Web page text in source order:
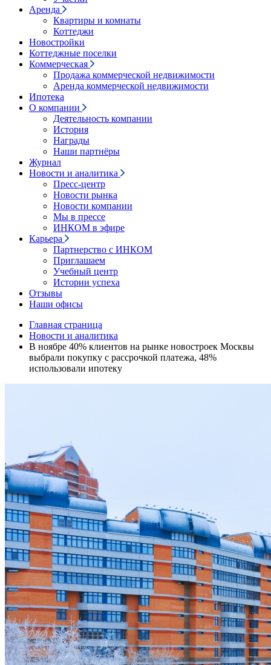
Аренда
Квартиры и комнаты
Коттеджи
Новостройки
Коттеджные поселки
Коммерческая
Продажа коммерческой недвижимости
Аренда коммерческой недвижимости
Ипотека
О компании
Деятельность компании
История
Награды
Наши партнёры
Журнал
Новости и аналитика
Пресс-центр
Новости рынка
Новости компании
Мы в прессе
ИНКОМ в эфире
Карьера
Партнерство с ИНКОМ
Приглашаем
Учебный центр
Истории успеха
Отзывы
Наши офисы
Главная страница
Новости и аналитика
В ноябре 40% клиентов на рынке новостроек Москвы
выбрали покупку с рассрочкой платежа, 48%
использовали ипотеку